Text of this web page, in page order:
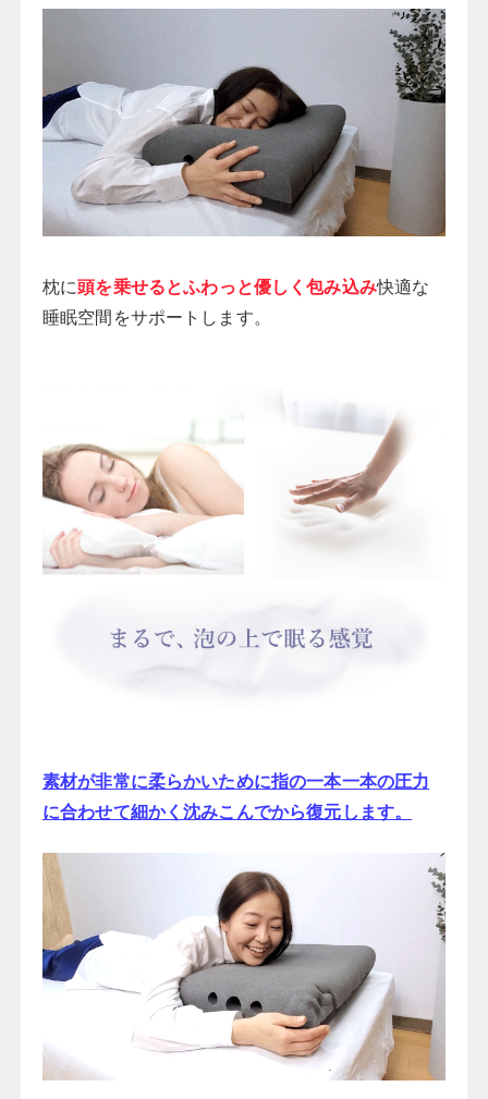
枕に頭を乗せるとふわっと優しく包み込み快適な
睡眠空間をサポートします。
素材が非常に柔らかいために指の一本一本の圧力
に合わせて細かく沈みこんでから復元します。